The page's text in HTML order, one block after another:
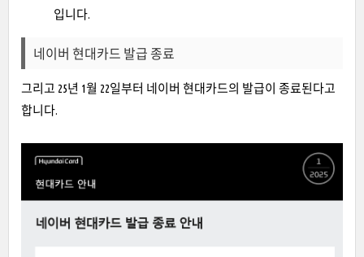
입니다.
네이버 현대카드 발급 종료
그리고 25년 1월 22일부터 네이버 현대카드의 발급이 종료된다고
합니다.